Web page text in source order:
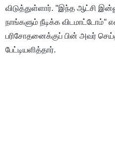
விடுத்துள்ளார். "இந்த ஆட்சி
நாங்களும் நீடிக்க விடமாட்டோம்"
பரிசோதனைக்குப் பின் அவர்
பேட்டியளித்தார்.